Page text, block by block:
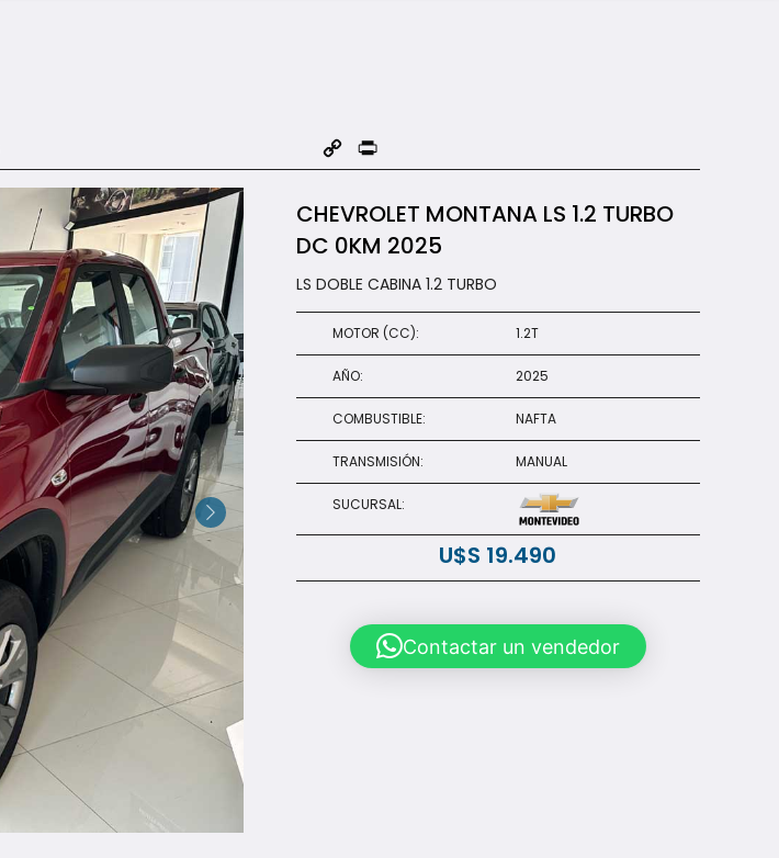
Copy
Link
CHEVROLET MONTANA LS 1.2 TURBO
DC 0KM 2025
LS DOBLE CABINA 1.2 TURBO
MOTOR (CC): 1.2T
AÑO: 2025
COMBUSTIBLE: NAFTA
TRANSMISIÓN: MANUAL
SUCURSAL:
U$S 19.490
Contactar un vendedor